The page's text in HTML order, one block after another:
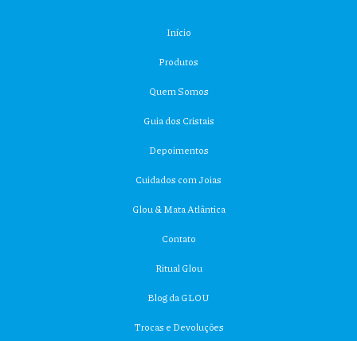
Início
Produtos
Quem Somos
Guia dos Cristais
Depoimentos
Cuidados com Joias
Glou & Mata Atlântica
Contato
Ritual Glou
Blog da GLOU
Trocas e Devoluções